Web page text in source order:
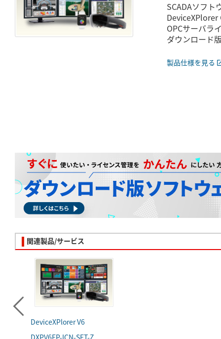
SCADAソフト
DeviceXPlorer
OPCサーバラ
ダウンロード
製品仕様を見る
関連製品/サービス
DeviceXPlorer V6